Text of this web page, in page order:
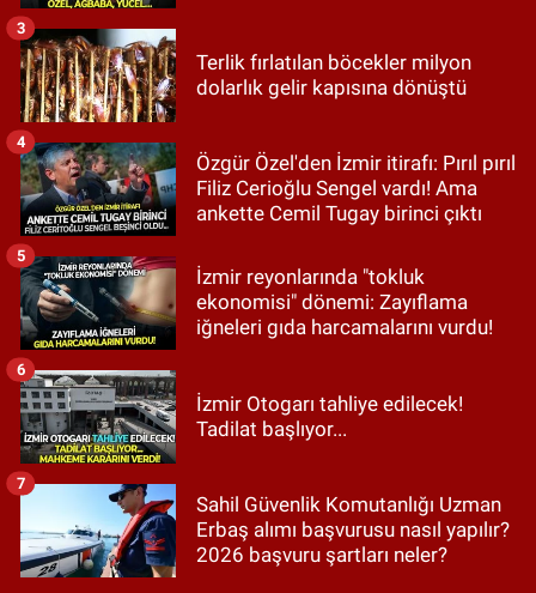
Terlik fırlatılan böcekler milyon
dolarlık gelir kapısına dönüştü
3
Özgür Özel'den İzmir itirafı: Pırıl pırıl
Filiz Cerioğlu Sengel vardı! Ama
ankette Cemil Tugay birinci çıktı
4
İzmir reyonlarında "tokluk
ekonomisi" dönemi: Zayıflama
iğneleri gıda harcamalarını vurdu!
5
İzmir Otogarı tahliye edilecek!
Tadilat başlıyor...
6
Sahil Güvenlik Komutanlığı Uzman
Erbaş alımı başvurusu nasıl yapılır?
2026 başvuru şartları neler?
7